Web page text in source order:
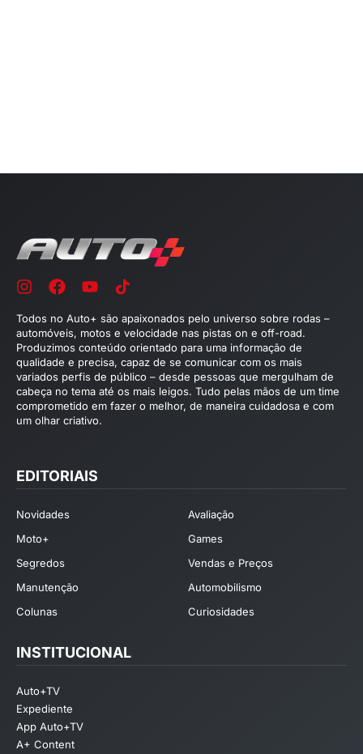
Todos no Auto+ são apaixonados pelo universo sobre rodas –
automóveis, motos e velocidade nas pistas on e off-road.
Produzimos conteúdo orientado para uma informação de
qualidade e precisa, capaz de se comunicar com os mais
variados perfis de público – desde pessoas que mergulham de
cabeça no tema até os mais leigos. Tudo pelas mãos de um time
comprometido em fazer o melhor, de maneira cuidadosa e com
um olhar criativo.
EDITORIAIS
Novidades
Avaliação
Moto+
Games
Segredos
Vendas e Preços
Manutenção
Automobilismo
Colunas
Curiosidades
INSTITUCIONAL
Auto+TV
Expediente
App Auto+TV
A+ Content